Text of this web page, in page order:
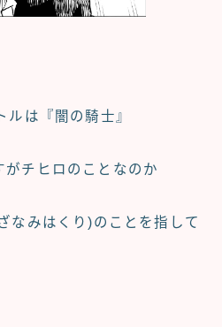
ルは 『闇の騎士』
チヒロのことなのか
なみはくり)のことを指して